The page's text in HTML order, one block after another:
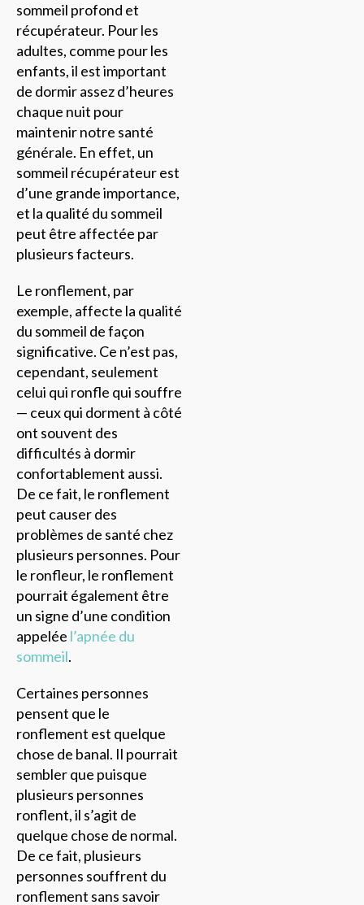
sommeil profond et
récupérateur. Pour les
adultes, comme pour les
enfants, il est important
de dormir assez d’heures
chaque nuit pour
maintenir notre santé
générale. En effet, un
sommeil récupérateur est
d’une grande importance,
et la qualité du sommeil
peut être affectée par
plusieurs facteurs.
Le ronflement, par
exemple, affecte la qualité
du sommeil de façon
significative. Ce n’est pas,
cependant, seulement
celui qui ronfle qui souffre
— ceux qui dorment à côté
ont souvent des
difficultés à dormir
confortablement aussi.
De ce fait, le ronflement
peut causer des
problèmes de santé chez
plusieurs personnes. Pour
le ronfleur, le ronflement
pourrait également être
un signe d’une condition
appelée l’apnée du
sommeil.
Certaines personnes
pensent que le
ronflement est quelque
chose de banal. Il pourrait
sembler que puisque
plusieurs personnes
ronflent, il s’agit de
quelque chose de normal.
De ce fait, plusieurs
personnes souffrent du
ronflement sans savoir